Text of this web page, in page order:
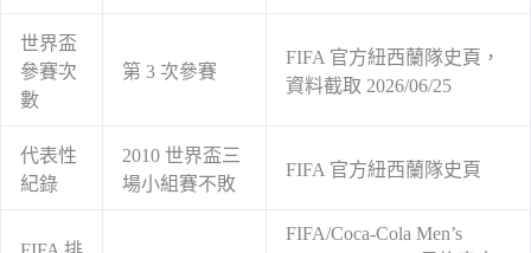
世界盃
參賽次
數
第 3 次參賽
FIFA 官方紐西蘭隊史頁，
資料截取 2026/06/25
代表性
紀錄
2010 世界盃三
場小組賽不敗
FIFA 官方紐西蘭隊史頁
FIFA/Coca-Cola Men’s